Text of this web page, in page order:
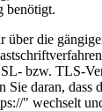
benötigt.
über die
bzw. TLS-
Sie daran, dass
" wechselt